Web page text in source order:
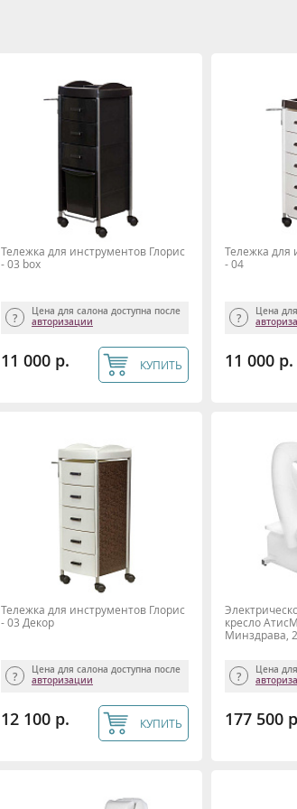
Тележка для инструментов Глорис
- 03 box
Цена для салона доступна после
авторизации
11 000 р. КУПИТЬ
Тележка для
- 04
Цена
11 000 р.
Тележка для инструментов Глорис
- 03 Декор
Цена для салона доступна после
авторизации
12 100 р. КУПИТЬ
кресло
Минздрава,
Цена
177 500